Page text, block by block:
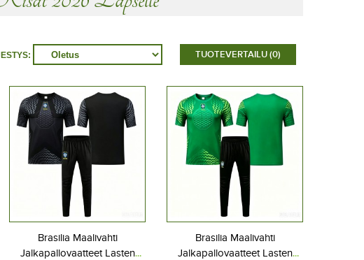
TUOTEVERTAILU (0)
Brasilia Maalivahti
Jalkapallovaatteet Lasten
Brasilia Maalivahti
Jalkapallovaatteet Lasten